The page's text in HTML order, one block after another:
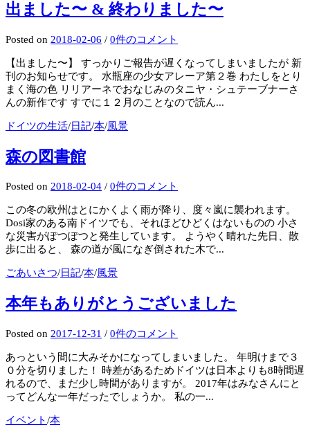
出ました〜 & 終わりました〜
Posted on 2018-02-06 / 0件のコメント
【出ました〜】 すっかりご報告が遅くなってしまいましたが 新
刊のお知らせです。 水瓶座の少女アレーア第２巻 わたしをとり
まく海の色 リリアーネでおなじみのタニヤ・シュテーブナーさ
んの新作です すでに１２月のことなので読ん...
ドイツの生活/日記/本/風景
森の図書館
Posted on 2018-02-04 / 0件のコメント
この冬の欧州はとにかくよく雨が降り、度々嵐に襲われます。
Dosi家のある南ドイツでも、それほどひどくはないものの 小さ
な災害がぽつぽつと発生しています。 ようやく晴れた先日、散
歩に出ると、 森の道が風になぎ倒された木で...
ごあいさつ/日記/本/風景
本年もありがとうございました
Posted on 2017-12-31 / 0件のコメント
あっという間に大みそかになってしまいました。 年明けまで３
０分を切りました！ 時差があるためドイツは日本よりも8時間遅
れるので、まだ少し時間がありますが。 2017年はみなさんにと
ってどんな一年だったでしょうか。 私の一...
イベント/本